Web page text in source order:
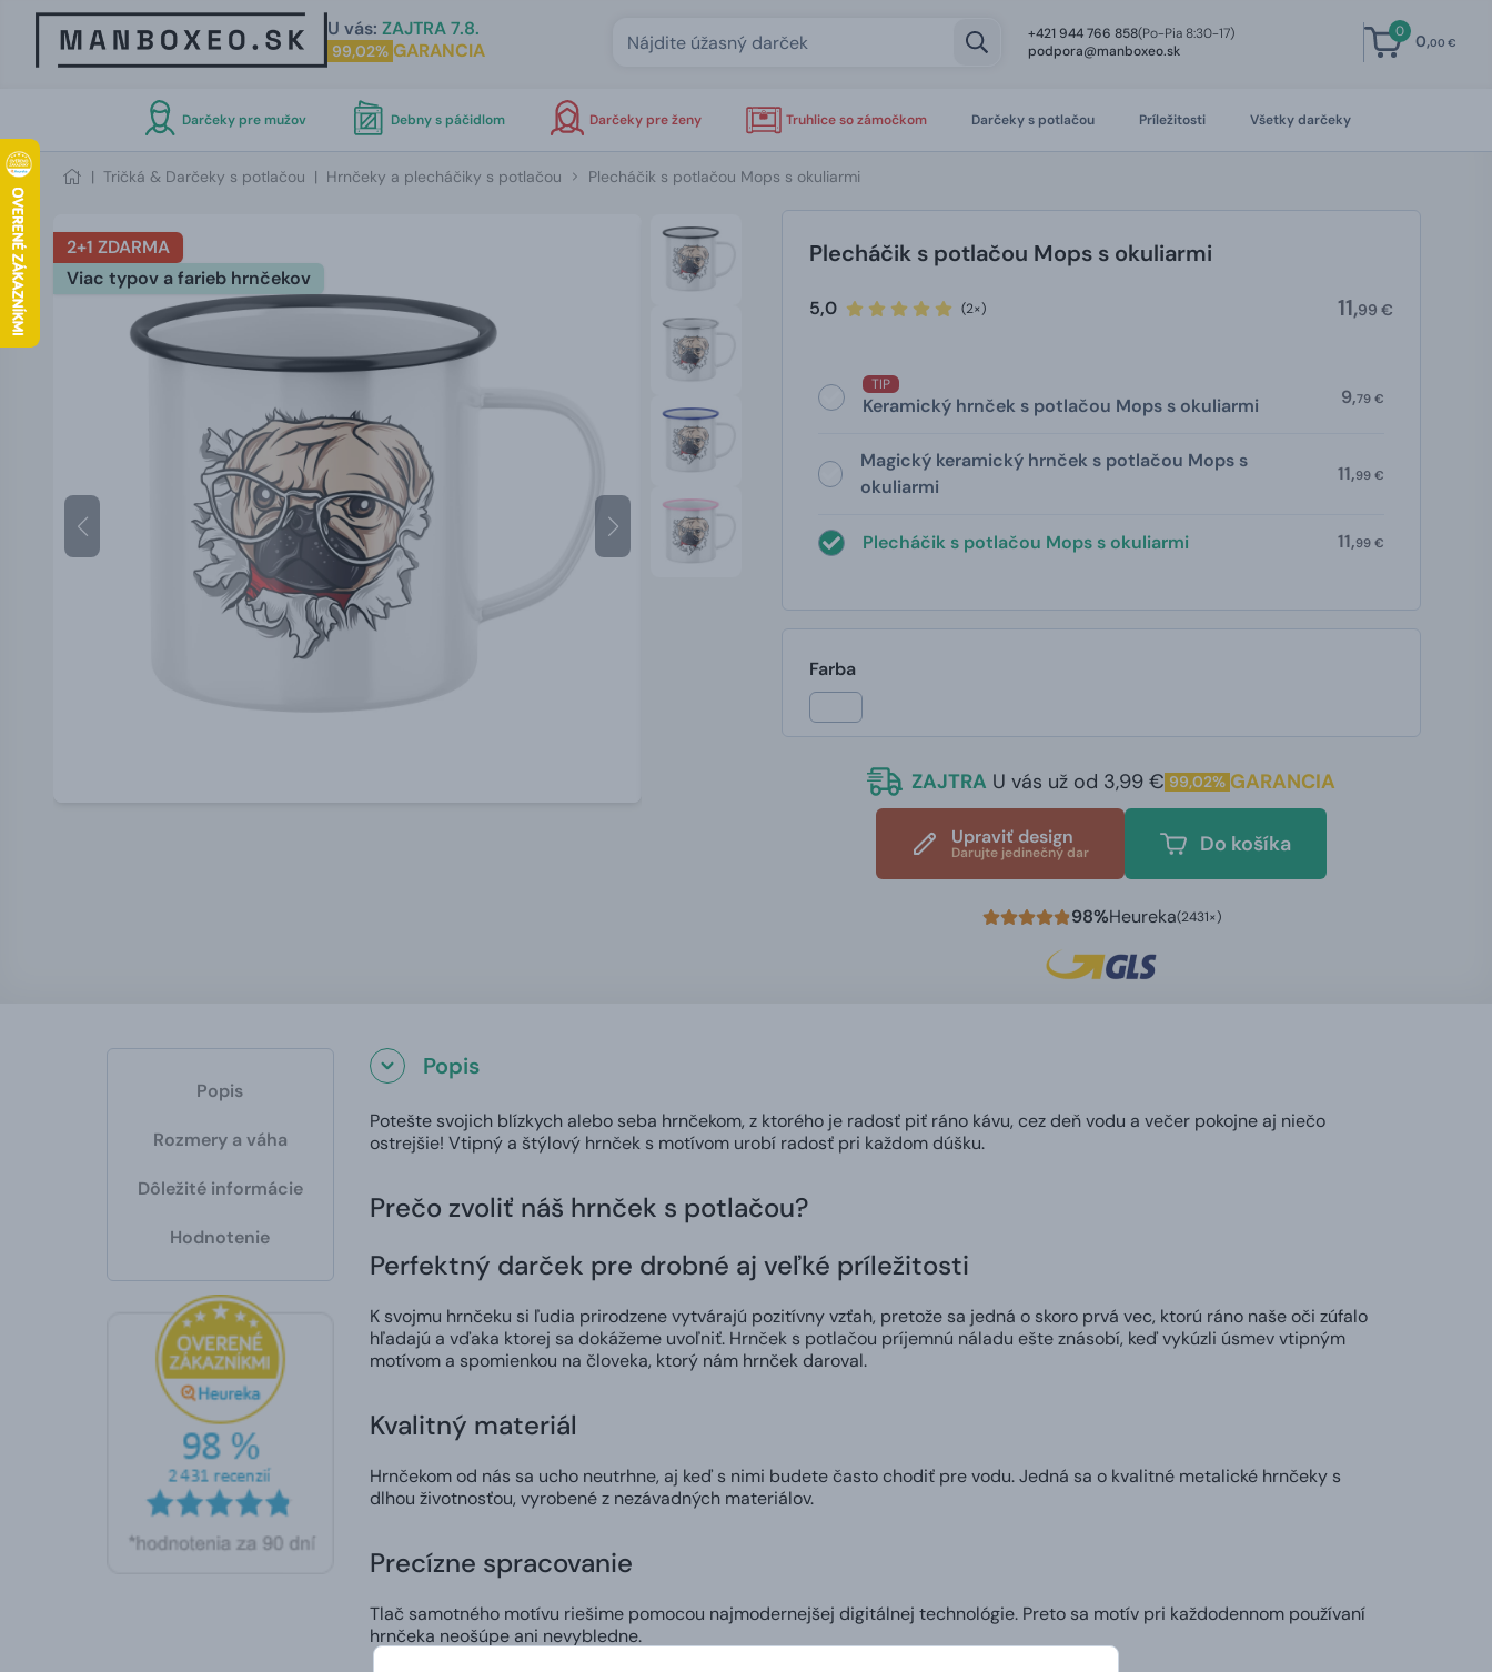
U vás: ZAJTRA 7.8.
99,02% GARANCIA
+421 944 766 858(Po-Pia 8:30-17)
podpora@manboxeo.sk
0 0,00 €
Darčeky pre mužov Debny s páčidlom Darčeky pre ženy Truhlice so zámočkom Darčeky s potlačou Príležitosti Všetky darčeky
| Tričká & Darčeky s potlačou | Hrnčeky a plecháčiky s potlačou Plecháčik s potlačou Mops s okuliarmi
2+1 ZDARMA
Viac typov a farieb hrnčekov
Plecháčik s potlačou Mops s okuliarmi
5,0 (2×) 11,99 €
TIP
Keramický hrnček s potlačou Mops s okuliarmi 9,79 €
Magický keramický hrnček s potlačou Mops s
okuliarmi
11,99 €
Plecháčik s potlačou Mops s okuliarmi 11,99 €
Farba
ZAJTRA U vás už od 3,99 € 99,02% GARANCIA
Upraviť design
Darujte jedinečný dar Do košíka
98%Heureka(2431×)
Popis
Rozmery a váha
Dôležité informácie
Hodnotenie
Popis
Potešte svojich blízkych alebo seba hrnčekom, z ktorého je radosť piť ráno kávu, cez deň vodu a večer pokojne aj niečo
ostrejšie! Vtipný a štýlový hrnček s motívom urobí radosť pri každom dúšku.
Prečo zvoliť náš hrnček s potlačou?
Perfektný darček pre drobné aj veľké príležitosti
K svojmu hrnčeku si ľudia prirodzene vytvárajú pozitívny vzťah, pretože sa jedná o skoro prvá vec, ktorú ráno naše oči zúfalo
hľadajú a vďaka ktorej sa dokážeme uvoľniť. Hrnček s potlačou príjemnú náladu ešte znásobí, keď vykúzli úsmev vtipným
motívom a spomienkou na človeka, ktorý nám hrnček daroval.
Kvalitný materiál
Hrnčekom od nás sa ucho neutrhne, aj keď s nimi budete často chodiť pre vodu. Jedná sa o kvalitné metalické hrnčeky s
dlhou životnosťou, vyrobené z nezávadných materiálov.
Precízne spracovanie
Tlač samotného motívu riešime pomocou najmodernejšej digitálnej technológie. Preto sa motív pri každodennom používaní
hrnčeka neošúpe ani nevybledne.